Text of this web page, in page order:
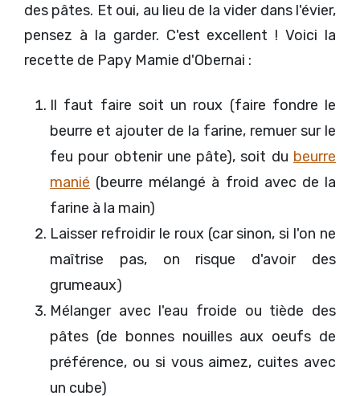
des pâtes. Et oui, au lieu de la vider dans l'évier,
pensez à la garder. C'est excellent ! Voici la
recette de Papy Mamie d'Obernai :
Il faut faire soit un roux (faire fondre le
beurre et ajouter de la farine, remuer sur le
feu pour obtenir une pâte), soit du beurre
manié (beurre mélangé à froid avec de la
farine à la main)
Laisser refroidir le roux (car sinon, si l'on ne
maîtrise pas, on risque d'avoir des
grumeaux)
Mélanger avec l'eau froide ou tiède des
pâtes (de bonnes nouilles aux oeufs de
préférence, ou si vous aimez, cuites avec
un cube)